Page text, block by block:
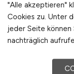
"Alle akzeptieren"
Cookies zu. Unter
jeder Seite
nachträglich